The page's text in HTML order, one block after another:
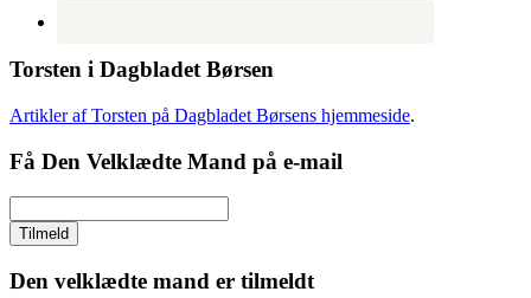
Torsten i Dagbladet Børsen
Artikler af Torsten på Dagbladet Børsens hjemmeside.
Få Den Velklædte Mand på e-mail
Den velklædte mand er tilmeldt